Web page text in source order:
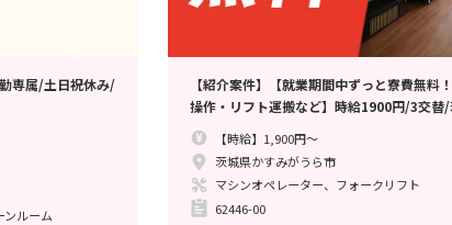
専属/土日祝休み/
ンルーム
【紹介案件】【就業期間中ずっと寮費無料
操作・リフト運搬など】時給1900円/3交替
ら市/6勤2休のシフト制/資格・経験が活か
38.6万円
【時給】1,900円～
茨城県かすみがうら市
マシンオペレーター、フォークリフト
62446-00